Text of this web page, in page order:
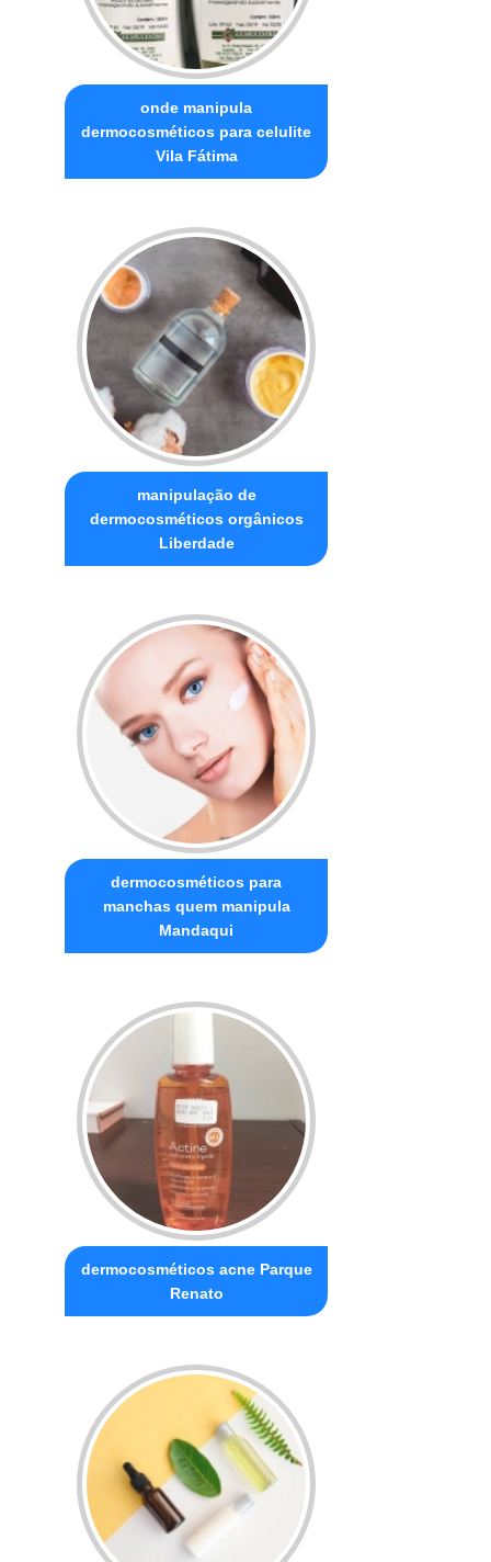
onde manipula
dermocosméticos para celulite
Vila Fátima
manipulação de
dermocosméticos orgânicos
Liberdade
dermocosméticos para
manchas quem manipula
Mandaqui
dermocosméticos acne Parque
Renato